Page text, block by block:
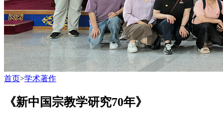
首页>学术著作
《新中国宗教学研究70年》